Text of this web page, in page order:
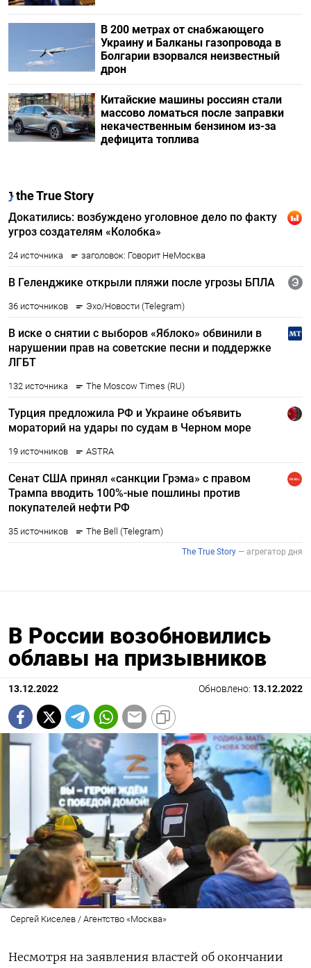
В 200 метрах от снабжающего
Украину и Балканы газопровода в
Болгарии взорвался неизвестный
дрон
Китайские машины россиян стали
массово ломаться после заправки
некачественным бензином из-за
дефицита топлива
В России возобновились
облавы на призывников
13.12.2022 Обновлено: 13.12.2022
Сергей Киселев / Агентство «Москва»
Несмотря на заявления властей об окончании